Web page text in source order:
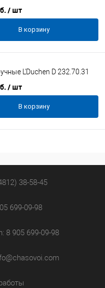
/ шт
В корзину
L'Duchen D 232.70.31
/ шт
В корзину
38-58-45
699-09-98
8 905 699-09-98